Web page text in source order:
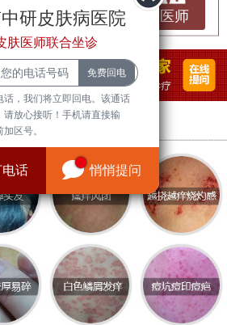
生活，还可能带来心理上的负
槐荫区多家医院在荨麻疹治疗
尤其是济南中研皮肤病医院的
成为了患者心中的“希望之光”。
皮肤病，主要由食物、药物、
异常引发。患者皮肤会出现风
的瘙痒感，严重时甚会导致呼
的关键在于避免接触已知的过
活习惯，增强免疫力。此外，
和精神压力，因为这些因素也
疗 问费用 问医师
研皮肤病医院
肤医师联合坐诊
话，我们将立即回电。该通话
请放心接听！手机请直接输
区号。
话 悄悄提问